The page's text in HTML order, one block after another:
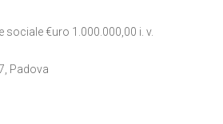
sociale €uro 1.000.000,00 i. v.
Padova